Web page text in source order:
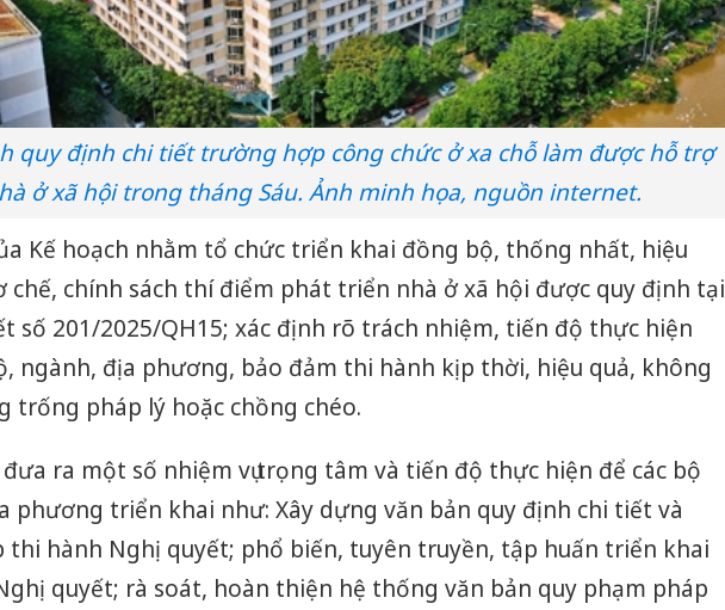
quy định chi tiết trường hợp công chức ở xa chỗ làm được hỗ trợ
ở xã hội trong tháng Sáu. Ảnh minh họa, nguồn internet.
Kế hoạch nhằm tổ chức triển khai đồng bộ, thống nhất, hiệu
chế, chính sách thí điểm phát triển nhà ở xã hội được quy định tại
số 201/2025/QH15; xác định rõ trách nhiệm, tiến độ thực hiện
ngành, địa phương, bảo đảm thi hành kịp thời, hiệu quả, không
trống pháp lý hoặc chồng chéo.
đưa ra một số nhiệm vụ trọng tâm và tiến độ thực hiện để các bộ
phương triển khai như: Xây dựng văn bản quy định chi tiết và
thi hành Nghị quyết; phổ biến, tuyên truyền, tập huấn triển khai
quyết; rà soát, hoàn thiện hệ thống văn bản quy phạm pháp